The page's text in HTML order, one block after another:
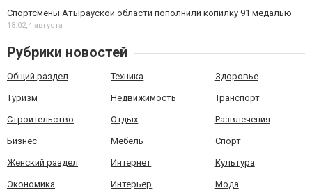
Спортсмены Атырауской области пополнили копилку 91 медалью
18:02,4 августа
Рубрики новостей
Общий раздел Техника Здоровье
Туризм Недвижимость Транспорт
Строительство Отдых Развлечения
Бизнес Мебель Спорт
Женский раздел Интернет Культура
Экономика Интерьер Мода